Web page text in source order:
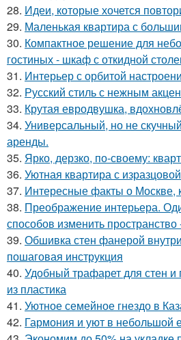
28. Идеи, которые хочется
29. Маленькая квартира с
30. Компактное решение для
гостиных - шкаф с откидной
31. Интерьер с орбитой
32. Русский стиль с нежным
33. Крутая евродвушка,
34. Универсальный, но не
аренды.
35. Ярко, дерзко, по-своему:
36. Уютная квартира с
37. Интересные факты о Москве,
38. Преображение интерьера.
способов изменить пространство
39. Обшивка стен фанерой
пошаговая инструкция
40. Удобный трафарет для стен и
из пластика
41. Уютное семейное гнездо в
42. Гармония и уют в небольшой